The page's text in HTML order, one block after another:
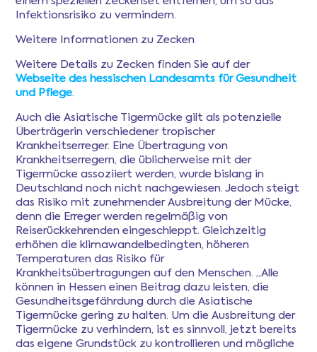
Infektionsrisiko zu vermindern.
Weitere Informationen zu Zecken
Weitere Details zu Zecken finden Sie auf der
Webseite des hessischen Landesamts für Gesundheit
und Pflege.
Auch die Asiatische Tigermücke gilt als potenzielle
Überträgerin verschiedener tropischer
Krankheitserreger. Eine Übertragung von
Krankheitserregern, die üblicherweise mit der
Tigermücke assoziiert werden, wurde bislang in
Deutschland noch nicht nachgewiesen. Jedoch steigt
das Risiko mit zunehmender Ausbreitung der Mücke,
denn die Erreger werden regelmäßig von
Reiserückkehrenden eingeschleppt. Gleichzeitig
erhöhen die klimawandelbedingten, höheren
Temperaturen das Risiko für
Krankheitsübertragungen auf den Menschen. „Alle
können in Hessen einen Beitrag dazu leisten, die
Gesundheitsgefährdung durch die Asiatische
Tigermücke gering zu halten. Um die Ausbreitung der
Tigermücke zu verhindern, ist es sinnvoll, jetzt bereits
das eigene Grundstück zu kontrollieren und mögliche